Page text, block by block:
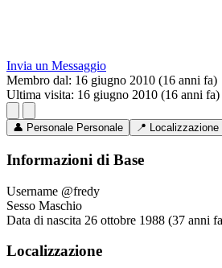
Invia un Messaggio
Membro dal: 16 giugno 2010 (16 anni fa)
Ultima visita: 16 giugno 2010 (16 anni fa)
👤 Personale Personale 📍 Localizzazione
Informazioni di Base
Username @fredy
Sesso Maschio
Data di nascita 26 ottobre 1988 (37 anni
Localizzazione